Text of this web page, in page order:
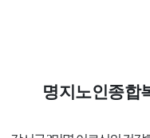
명지노인종합